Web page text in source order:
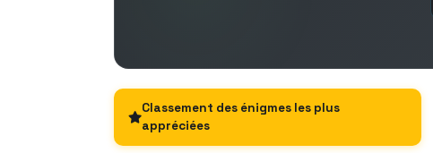
Classement des énigmes les plus
appréciées